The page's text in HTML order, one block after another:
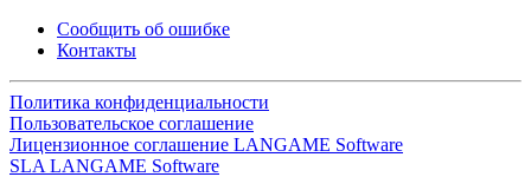
Сообщить об ошибке
Контакты
Политика конфиденциальности
Пользовательское соглашение
Лицензионное соглашение LANGAME Software
SLA LANGAME Software